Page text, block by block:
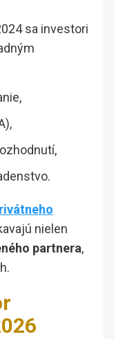
sa investori
nielen
partnera,